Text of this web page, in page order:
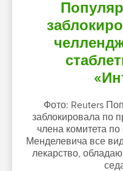
Фото: Reuters
заблокировала по
члена комитета
Менделевича все
лекарство,